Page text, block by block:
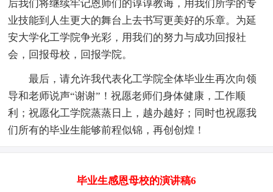
后我们将继续牢记恩师们的谆谆教诲，用我们所学的专
业技能到人生更大的舞台上去书写更美好的乐章。为延
安大学化工学院争光彩，用我们的努力与成功回报社
会，回报母校，回报学院。
最后，请允许我代表化工学院全体毕业生再次向领
导和老师说声“谢谢”！祝愿老师们身体健康，工作顺
利；祝愿化工学院蒸蒸日上，越办越好；同时也祝愿我
们所有的毕业生能够前程似锦，再创创煌！
毕业生感恩母校的演讲稿6